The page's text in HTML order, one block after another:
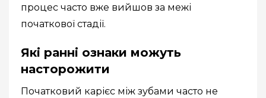
процес часто вже вийшов за межі
початкової стадії.
Які ранні ознаки можуть
насторожити
Початковий карієс між зубами часто не